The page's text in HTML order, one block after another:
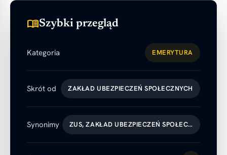
menu_bookSzybki przegląd
Kategoria EMERYTURA
Skrót od ZAKŁAD UBEZPIECZEŃ SPOŁECZNYCH
Synonimy ZUS, ZAKŁAD UBEZPIECZEŃ SPOŁEC…